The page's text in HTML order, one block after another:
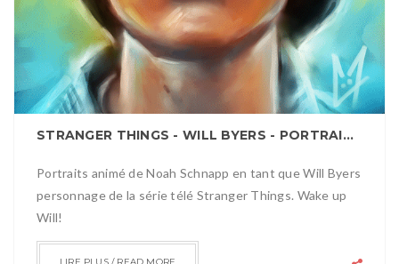
STRANGER THINGS - WILL BYERS - PORTRAIT ANIMATION
Portraits animé de Noah Schnapp en tant que Will Byers
personnage de la série télé Stranger Things. Wake up
Will!
LIRE PLUS / READ MORE